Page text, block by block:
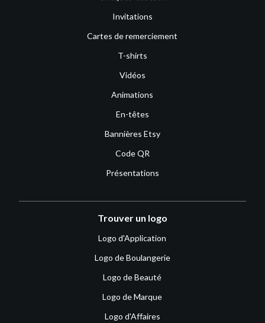
Invitations
Cartes de remerciement
T-shirts
Vidéos
Animations
En-têtes
Bannières Etsy
Code QR
Présentations
Trouver un logo
Logo d'Application
Logo de Boulangerie
Logo de Beauté
Logo de Marque
Logo d'Affaires